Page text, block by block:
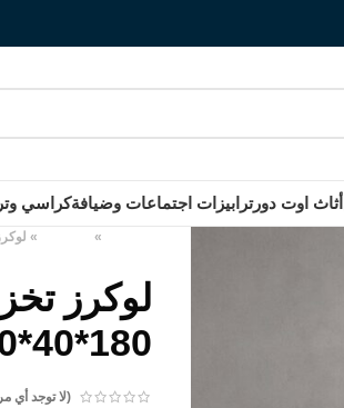
أثاث اوت دورترابيزات اجتماعات وضيافةكراسي
»
» لوكرز
180*40*40 سم
(لا توجد أي